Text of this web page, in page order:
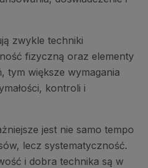
zwykle techniki
fizyczną oraz elementy
tym większe wymagania
kontroli i
jest nie samo tempo
lecz systematyczność.
i dobra technika są w